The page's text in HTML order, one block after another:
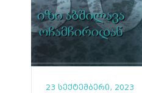
23 სექტემბერი, 2023